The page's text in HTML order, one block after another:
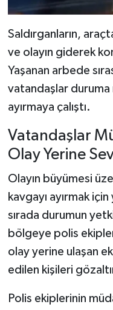
Saldırganların,
ve olayın giderek
Yaşanan arbede
vatandaşlar duruma
ayırmaya çalıştı.
Vatandaşlar
Olay Yerine
Olayın büyümesi
kavgayı ayırmak
sırada durumun
bölgeye polis
olay yerine ulaşan
edilen kişileri
Polis ekiplerinin